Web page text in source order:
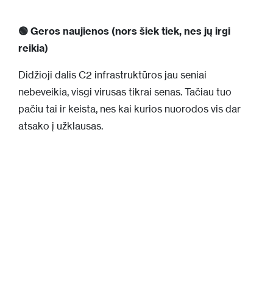
🟢 Geros naujienos (nors šiek tiek, nes jų irgi
reikia)
Didžioji dalis C2 infrastruktūros jau seniai
nebeveikia, visgi virusas tikrai senas. Tačiau tuo
pačiu tai ir keista, nes kai kurios nuorodos vis dar
atsako į užklausas.